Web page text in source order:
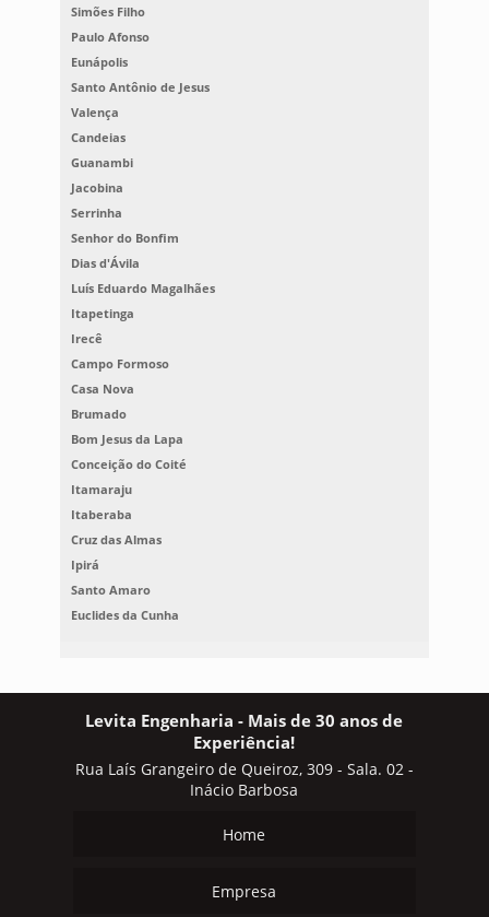
Simões Filho
Paulo Afonso
Eunápolis
Santo Antônio de Jesus
Valença
Candeias
Guanambi
Jacobina
Serrinha
Senhor do Bonfim
Dias d'Ávila
Luís Eduardo Magalhães
Itapetinga
Irecê
Campo Formoso
Casa Nova
Brumado
Bom Jesus da Lapa
Conceição do Coité
Itamaraju
Itaberaba
Cruz das Almas
Ipirá
Santo Amaro
Euclides da Cunha
Levita Engenharia - Mais de 30 anos de
Experiência!
Rua Laís Grangeiro de Queiroz, 309 - Sala. 02 -
Inácio Barbosa
Home
Empresa